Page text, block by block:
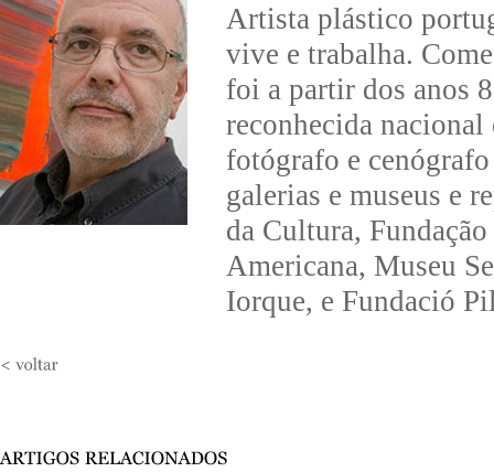
Artista plástico
vive e trabalha.
foi a partir dos anos
reconhecida
fotógrafo e
galerias e museus e
da Cultura,
Americana, Museu
Iorque, e Fundació